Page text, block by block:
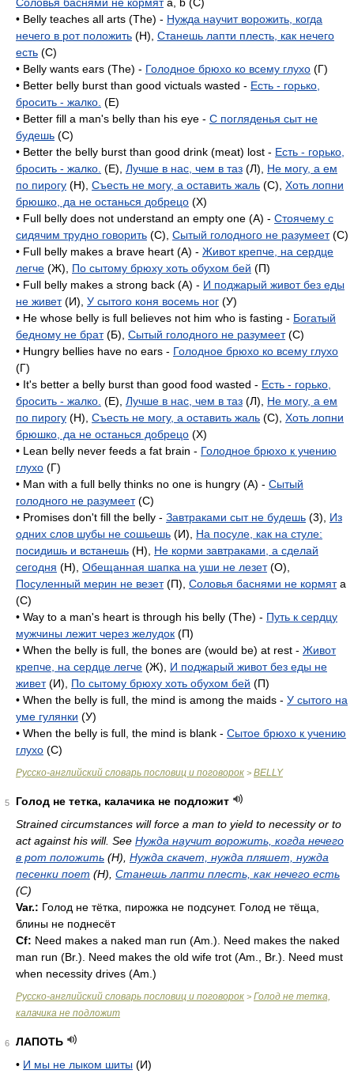
• Belly teaches all arts (The) - Нужда научит ворожить, когда
нечего в рот положить (H), Станешь лапти плесть, как нечего
есть (C)
• Belly wants ears (The) - Голодное брюхо ко всему глухо (Г)
• Better belly burst than good victuals wasted - Есть - горько,
бросить - жалко. (E)
• Better fill a man's belly than his eye - С погляденья сыт не
будешь (C)
• Better the belly burst than good drink (meat) lost - Есть - горько,
бросить - жалко. (E), Лучше в нас, чем в таз (Л), Не могу, а ем
по пирогу (H), Съесть не могу, а оставить жаль (C), Хоть лопни
брюшко, да не останься добрецо (X)
• Full belly does not understand an empty one (A) - Стоячему с
сидячим трудно говорить (C), Сытый голодного не разумеет(C)
• Full belly makes a brave heart (A) - Живот крепче, на сердце
легче (Ж), По сытому брюху хоть обухом бей (П)
• Full belly makes a strong back (А) - И поджарый живот без еды
не живет(И), У сытого коня восемь ног (У)
• He whose belly is full believes not him who is fasting - Богатый
бедному не брат(Б), Сытый голодного не разумеет(C)
• Hungry bellies have no ears - Голодное брюхо ко всему глухо
(Г)
• It's better a belly burst than good food wasted - Есть - горько,
бросить - жалко. (E), Лучше в нас, чем в таз (Л), Не могу, а ем
по пирогу (H), Съесть не могу, а оставить жаль (C), Хоть лопни
брюшко, да не останься добрецо (X)
• Lean belly never feeds a fat brain - Голодное брюхо к учению
глухо (Г)
• Man with a full belly thinks no one is hungry (A) - Сытый
голодного не разумеет(C)
• Promises don't fill the belly - Завтраками сыт не будешь (3), Из
одних слов шубы не сошьешь (И), На посуле, как на стуле:
посидишь и встанешь (H), Не корми завтраками, а сделай
сегодня (H), Обещанная шапка на уши не лезет(O),
Посуленный мерин не везет(П), Соловья баснями не кормятa
(C)
• Way to a man's heart is through his belly (The) - Путь к сердцу
мужчины лежит через желудок (П)
• When the belly is full, the bones are (would be) at rest - Живот
крепче, на сердце легче (Ж), И поджарый живот без еды не
живет(И), По сытому брюху хоть обухом бей (П)
• When the belly is full, the mind is among the maids - У сытого на
уме гулянки (У)
• When the belly is full, the mind is blank - Сытое брюхо к учению
глухо (C)
Русско-английский словарь пословиц и поговорок > BELLY
5
Голод не тетка, калачика не подложит
Strained circumstances will force a man to yield to necessity or to
act against his will. See Нужда научит ворожить, когда нечего
в рот положить (H), Нужда скачет, нужда пляшет, нужда
песенки поет (H), Станешь лапти плесть, как нечего есть
(C)
Var.: Голод не тётка, пирожка не подсунет. Голод не тёща,
блины не поднесёт
Cf: Need makes a naked man run (Am. ). Need makes the naked
man run (Br.). Need makes the old wife trot (Am. Br.). Need must
when necessity drives (Am. )
Русско-английский словарь пословиц и поговорок > Голод не тетка,
калачика не подложит
6
ЛАПОТЬ
• И мы не лыком шиты (И)